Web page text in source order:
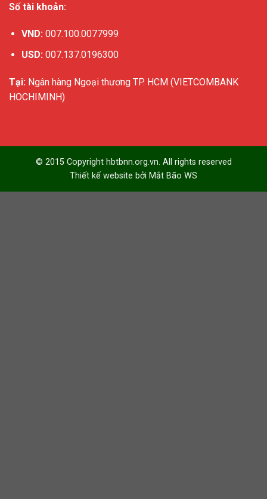
Số tài khoản:
VND: 007.100.0077999
USD: 007.137.0196300
Tại: Ngân hàng Ngoại thương TP. HCM (VIETCOMBANK
HOCHIMINH)
© 2015 Copyright hbtbnn.org.vn. All rights reserved
Thiết kế website bởi Mắt Bão WS